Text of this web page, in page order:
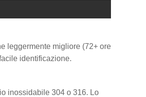
leggermente migliore (72+ ore
identificazione.
inossidabile 304 o 316. Lo